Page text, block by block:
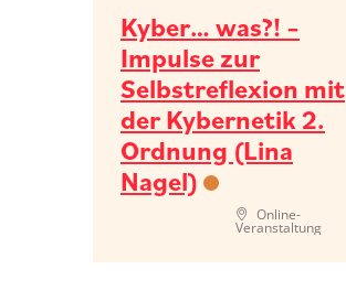
Kyber… was?! –
Impulse zur
Selbstreflexion mit
der Kybernetik 2.
Ordnung (Lina
Nagel)
Online-
Veranstaltung